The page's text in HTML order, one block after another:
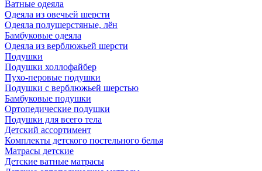
Ватные одеяла
Одеяла из овечьей шерсти
Одеяла полушерстяные, лён
Бамбуковые одеяла
Одеяла из верблюжьей шерсти
Подушки
Подушки холлофайбер
Пухо-перовые подушки
Подушки с верблюжьей шерстью
Бамбуковые подушки
Ортопедические подушки
Подушки для всего тела
Детский ассортимент
Комплекты детского постельного белья
Матрасы детские
Детские ватные матрасы